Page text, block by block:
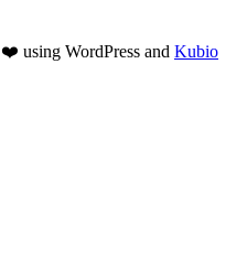
using WordPress and Kubio